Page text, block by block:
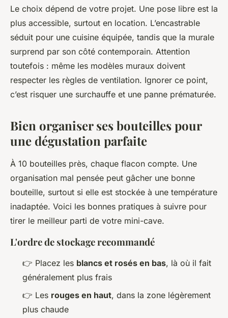
Le choix dépend de votre projet. Une pose libre est la
plus accessible, surtout en location. L’encastrable
séduit pour une cuisine équipée, tandis que la murale
surprend par son côté contemporain. Attention
toutefois : même les modèles muraux doivent
respecter les règles de ventilation. Ignorer ce point,
c’est risquer une surchauffe et une panne prématurée.
Bien organiser ses bouteilles pour
une dégustation parfaite
À 10 bouteilles près, chaque flacon compte. Une
organisation mal pensée peut gâcher une bonne
bouteille, surtout si elle est stockée à une température
inadaptée. Voici les bonnes pratiques à suivre pour
tirer le meilleur parti de votre mini-cave.
L'ordre de stockage recommandé
👉 Placez les blancs et rosés en bas, là où il fait
généralement plus frais
👉 Les rouges en haut, dans la zone légèrement
plus chaude